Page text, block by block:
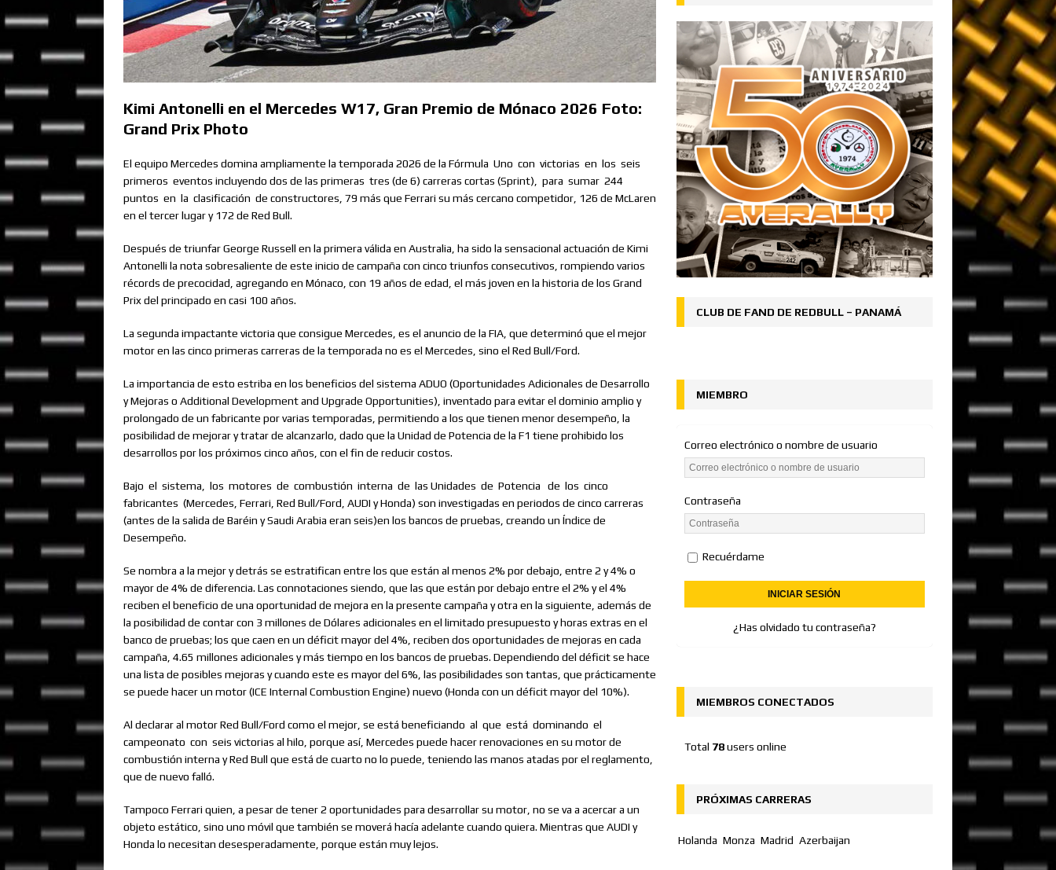
Kimi Antonelli en el Mercedes W17, Gran Premio de Mónaco 2026 Foto:
Grand Prix Photo
El equipo Mercedes domina ampliamente la temporada 2026 de la Fórmula Uno con victorias en los seis
primeros eventos incluyendo dos de las primeras tres (de 6) carreras cortas (Sprint), para sumar 244
puntos en la clasificación de constructores, 79 más que Ferrari su más cercano competidor, 126 de McLaren
en el tercer lugar y 172 de Red Bull.
Después de triunfar George Russell en la primera válida en Australia, ha sido la sensacional actuación de Kimi
Antonelli la nota sobresaliente de este inicio de campaña con cinco triunfos consecutivos, rompiendo varios
récords de precocidad, agregando en Mónaco, con 19 años de edad, el más joven en la historia de los Grand
Prix del principado en casi 100 años.
La segunda impactante victoria que consigue Mercedes, es el anuncio de la FIA, que determinó que el mejor
motor en las cinco primeras carreras de la temporada no es el Mercedes, sino el Red Bull/Ford.
La importancia de esto estriba en los beneficios del sistema ADUO (Oportunidades Adicionales de Desarrollo
y Mejoras o Additional Development and Upgrade Opportunities), inventado para evitar el dominio amplio y
prolongado de un fabricante por varias temporadas, permitiendo a los que tienen menor desempeño, la
posibilidad de mejorar y tratar de alcanzarlo, dado que la Unidad de Potencia de la F1 tiene prohibido los
desarrollos por los próximos cinco años, con el fin de reducir costos.
Bajo el sistema, los motores de combustión interna de las Unidades de Potencia de los cinco
fabricantes (Mercedes, Ferrari, Red Bull/Ford, AUDI y Honda) son investigadas en periodos de cinco carreras
(antes de la salida de Baréin y Saudi Arabia eran seis)en los bancos de pruebas, creando un Índice de
Desempeño.
Se nombra a la mejor y detrás se estratifican entre los que están al menos 2% por debajo, entre 2 y 4% o
mayor de 4% de diferencia. Las connotaciones siendo, que las que están por debajo entre el 2% y el 4%
reciben el beneficio de una oportunidad de mejora en la presente campaña y otra en la siguiente, además de
la posibilidad de contar con 3 millones de Dólares adicionales en el limitado presupuesto y horas extras en el
banco de pruebas; los que caen en un déficit mayor del 4%, reciben dos oportunidades de mejoras en cada
campaña, 4.65 millones adicionales y más tiempo en los bancos de pruebas. Dependiendo del déficit se hace
una lista de posibles mejoras y cuando este es mayor del 6%, las posibilidades son tantas, que prácticamente
se puede hacer un motor (ICE Internal Combustion Engine) nuevo (Honda con un déficit mayor del 10%).
Al declarar al motor Red Bull/Ford como el mejor, se está beneficiando al que está dominando el
campeonato con seis victorias al hilo, porque así, Mercedes puede hacer renovaciones en su motor de
combustión interna y Red Bull que está de cuarto no lo puede, teniendo las manos atadas por el reglamento,
que de nuevo falló.
Tampoco Ferrari quien, a pesar de tener 2 oportunidades para desarrollar su motor, no se va a acercar a un
objeto estático, sino uno móvil que también se moverá hacía adelante cuando quiera. Mientras que AUDI y
Honda lo necesitan desesperadamente, porque están muy lejos.
CLUB DE FAND DE REDBULL – PANAMÁ
MIEMBRO
Correo electrónico o nombre de usuario
Contraseña
Recuérdame
¿Has olvidado tu contraseña?
MIEMBROS CONECTADOS
Total 78users online
PRÓXIMAS CARRERAS
Holanda Monza Madrid Azerbaijan